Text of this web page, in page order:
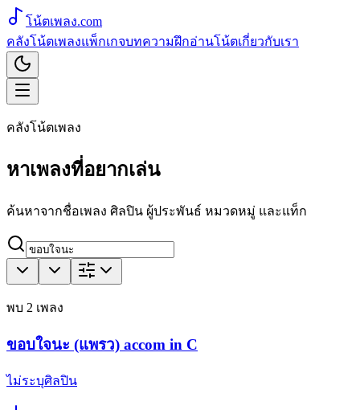
โน้ตเพลง.com
คลังโน้ตเพลงแพ็กเกจบทความฝึกอ่านโน้ตเกี่ยวกับเรา
คลังโน้ตเพลง
หาเพลงที่อยากเล่น
ค้นหาจากชื่อเพลง ศิลปิน ผู้ประพันธ์ หมวดหมู่ และแท็ก
พบ 2 เพลง
ขอบใจนะ (แพรว) accom in C
ไม่ระบุศิลปิน